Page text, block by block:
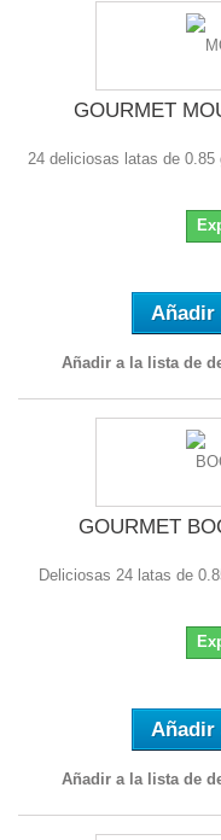
GOURMET
24 deliciosas latas de
Añadir a la lista de
GOURMET
Deliciosas 24 latas de
Añadir a la lista de